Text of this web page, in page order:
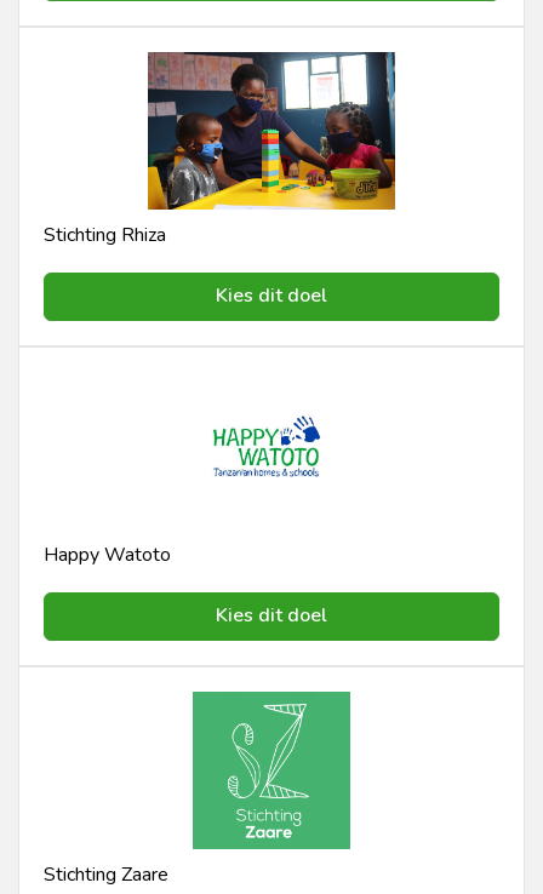
Stichting Rhiza
Kies dit doel
Happy Watoto
Kies dit doel
Stichting Zaare